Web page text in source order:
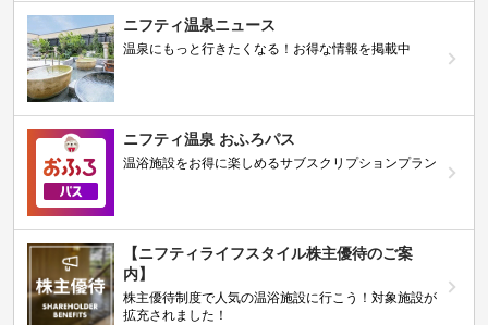
ニフティ温泉ニュース
温泉にもっと行きたくなる！お得な情報を掲載中
ニフティ温泉 おふろパス
温浴施設をお得に楽しめるサブスクリプションプラン
【ニフティライフスタイル株主優待のご案
内】
株主優待制度で人気の温浴施設に行こう！対象施設が
拡充されました！